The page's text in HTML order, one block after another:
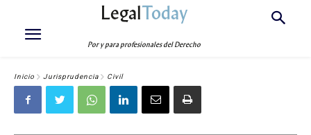
LegalToday
Por y para profesionales del Derecho
Inicio Jurisprudencia Civil